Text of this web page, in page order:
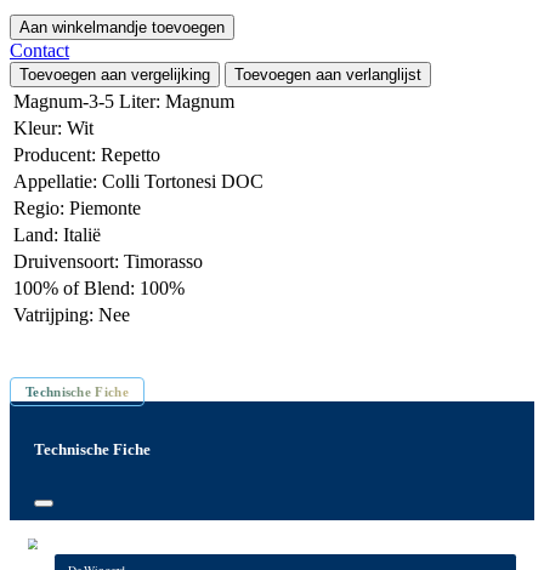
Aan winkelmandje toevoegen
Contact
Toevoegen aan vergelijking Toevoegen aan verlanglijst
Magnum-3-5 Liter: Magnum
Kleur: Wit
Producent: Repetto
Appellatie: Colli Tortonesi DOC
Regio: Piemonte
Land: Italië
Druivensoort: Timorasso
100% of Blend: 100%
Vatrijping: Nee
Technische Fiche
Technische Fiche